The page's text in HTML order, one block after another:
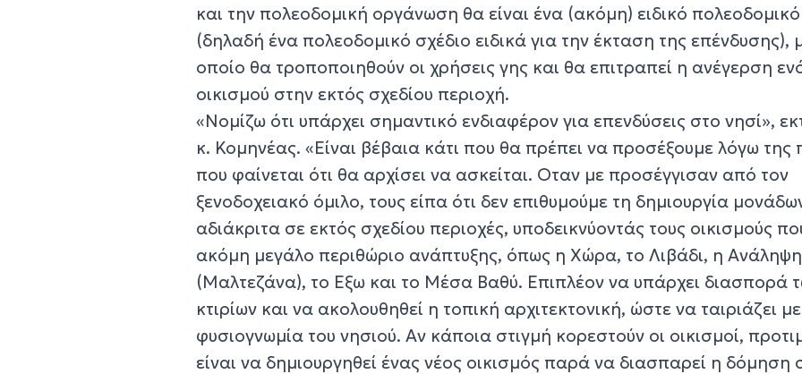
και την πολεοδομική οργάνωση θα είναι ένα (ακόμη) ειδικό
(δηλαδή ένα πολεοδομικό σχέδιο ειδικά για την έκταση της επένδυσης),
οποίο θα τροποποιηθούν οι χρήσεις γης και θα επιτραπεί η ανέγερση
οικισμού στην εκτός σχεδίου περιοχή.
«Νομίζω ότι υπάρχει σημαντικό ενδιαφέρον για επενδύσεις στο νησί»,
κ. Κομηνέας. «Είναι βέβαια κάτι που θα πρέπει να προσέξουμε λόγω της
που φαίνεται ότι θα αρχίσει να ασκείται. Οταν με προσέγγισαν από τον
ξενοδοχειακό όμιλο, τους είπα ότι δεν επιθυμούμε τη δημιουργία
αδιάκριτα σε εκτός σχεδίου περιοχές, υποδεικνύοντάς τους οικισμούς
ακόμη μεγάλο περιθώριο ανάπτυξης, όπως η Χώρα, το Λιβάδι, η Ανάληψη
(Μαλτεζάνα), το Εξω και το Μέσα Βαθύ. Επιπλέον να υπάρχει διασπορά
κτιρίων και να ακολουθηθεί η τοπική αρχιτεκτονική, ώστε να ταιριάζει
φυσιογνωμία του νησιού. Αν κάποια στιγμή κορεστούν οι οικισμοί,
είναι να δημιουργηθεί ένας νέος οικισμός παρά να διασπαρεί η δόμηση